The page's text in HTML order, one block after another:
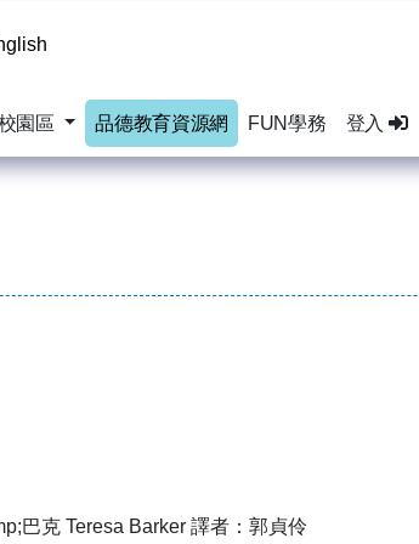
園區 品德教育資源網 FUN學務 登入
巴克 Teresa Barker 譯者：郭貞伶